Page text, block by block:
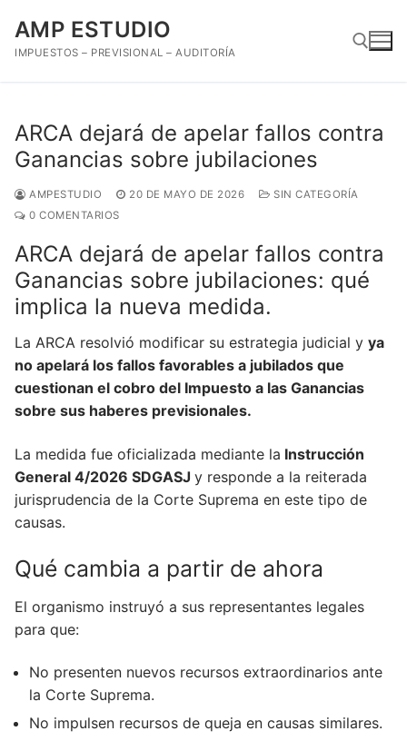
contenido
AMP ESTUDIO
IMPUESTOS – PREVISIONAL – AUDITORÍA
ARCA dejará de apelar fallos contra
Ganancias sobre jubilaciones
AMPESTUDIO 20 DE MAYO DE 2026
SIN CATEGORÍA
0 COMENTARIOS
ARCA dejará de apelar fallos contra
Ganancias sobre jubilaciones: qué
implica la nueva medida.
La ARCA resolvió modificar su estrategia judicial y ya
no apelará los fallos favorables a jubilados que
cuestionan el cobro del Impuesto a las Ganancias
sobre sus haberes previsionales.
La medida fue oficializada mediante la Instrucción
General 4/2026 SDGASJ y responde a la reiterada
jurisprudencia de la Corte Suprema en este tipo de
causas.
Qué cambia a partir de ahora
El organismo instruyó a sus representantes legales
para que:
No presenten nuevos recursos extraordinarios ante
la Corte Suprema.
No impulsen recursos de queja en causas similares.